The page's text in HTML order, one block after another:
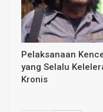
Pelaksanaan
yang Selalu
Kronis